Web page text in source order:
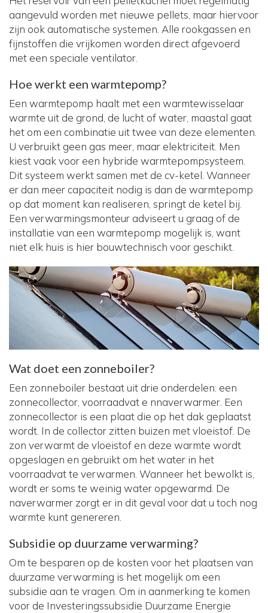
aangevuld worden met nieuwe pellets, maar hiervoor
zijn ook automatische systemen. Alle rookgassen en
fijnstoffen die vrijkomen worden direct afgevoerd
met een speciale ventilator.
Hoe werkt een warmtepomp?
Een warmtepomp haalt met een warmtewisselaar
warmte uit de grond, de lucht of water, maastal gaat
het om een combinatie uit twee van deze elementen.
U verbruikt geen gas meer, maar elektriciteit. Men
kiest vaak voor een hybride warmtepompsysteem.
Dit systeem werkt samen met de cv-ketel. Wanneer
er dan meer capaciteit nodig is dan de warmtepomp
op dat moment kan realiseren, springt de ketel bij.
Een verwarmingsmonteur adviseert u graag of de
installatie van een warmtepomp mogelijk is, want
niet elk huis is hier bouwtechnisch voor geschikt.
Wat doet een zonneboiler?
Een zonneboiler bestaat uit drie onderdelen: een
zonnecollector, voorraadvat e nnaverwarmer. Een
zonnecollector is een plaat die op het dak geplaatst
wordt. In de collector zitten buizen met vloeistof. De
zon verwarmt de vloeistof en deze warmte wordt
opgeslagen en gebruikt om het water in het
voorraadvat te verwarmen. Wanneer het bewolkt is,
wordt er soms te weinig water opgewarmd. De
naverwarmer zorgt er in dit geval voor dat u toch nog
warmte kunt genereren.
Subsidie op duurzame verwarming?
Om te besparen op de kosten voor het plaatsen van
duurzame verwarming is het mogelijk om een
subsidie aan te vragen. Om in aanmerking te komen
voor de Investeringssubsidie Duurzame Energie